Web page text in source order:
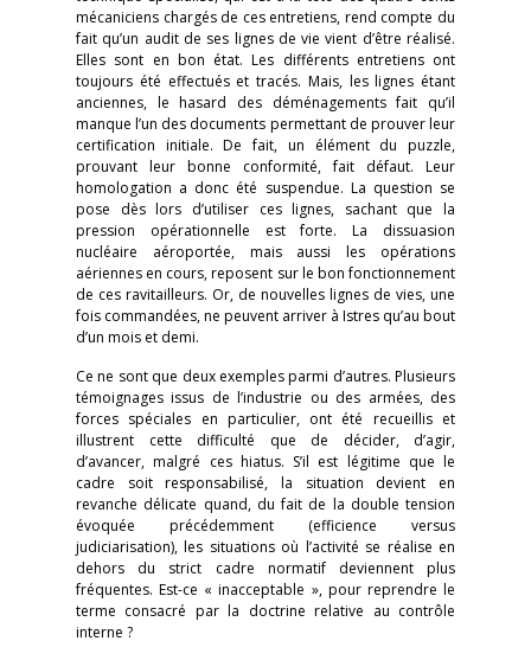
mécaniciens chargés de ces entretiens, rend compte du
fait qu’un audit de ses lignes de vie vient d’être réalisé.
Elles sont en bon état. Les différents entretiens ont
toujours été effectués et tracés. Mais, les lignes étant
anciennes, le hasard des déménagements fait qu’il
manque l’un des documents permettant de prouver leur
certification initiale. De fait, un élément du puzzle,
prouvant leur bonne conformité, fait défaut. Leur
homologation a donc été suspendue. La question se
pose dès lors d’utiliser ces lignes, sachant que la
pression opérationnelle est forte. La dissuasion
nucléaire aéroportée, mais aussi les opérations
aériennes en cours, reposent sur le bon fonctionnement
de ces ravitailleurs. Or, de nouvelles lignes de vies, une
fois commandées, ne peuvent arriver à Istres qu’au bout
d’un mois et demi.
Ce ne sont que deux exemples parmi d’autres. Plusieurs
témoignages issus de l’industrie ou des armées, des
forces spéciales en particulier, ont été recueillis et
illustrent cette difficulté que de décider, d’agir,
d’avancer, malgré ces hiatus. S’il est légitime que le
cadre soit responsabilisé, la situation devient en
revanche délicate quand, du fait de la double tension
évoquée précédemment (efficience versus
judiciarisation), les situations où l’activité se réalise en
dehors du strict cadre normatif deviennent plus
fréquentes. Est-ce « inacceptable », pour reprendre le
terme consacré par la doctrine relative au contrôle
interne ?